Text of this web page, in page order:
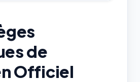
de
Officiel